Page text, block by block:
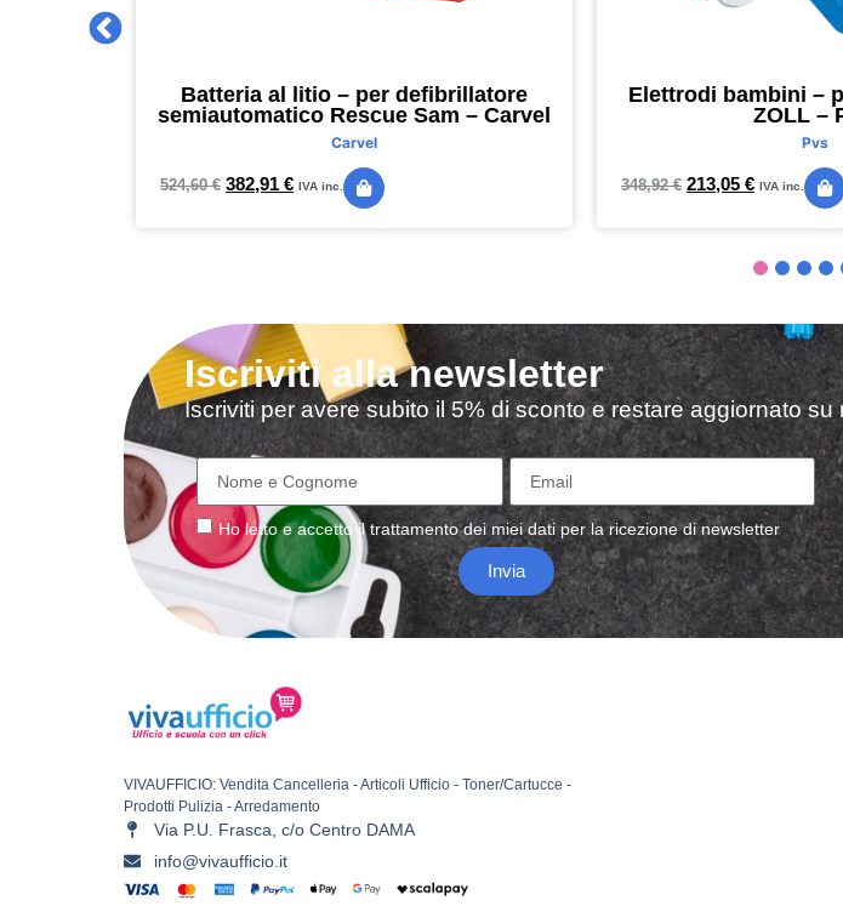
Batteria al litio – per defibrillatore
semiautomatico Rescue Sam – Carvel
Carvel
524,60€ 382,91 € IVA inc.
Elettrodi bambini –
ZOLL –
Pvs
348,92€ 213,05 € IVA inc.
Iscriviti alla newsletter
Iscriviti per avere subito il 5% di sconto e restare aggiornato su
Ho letto e accetto iltrattamentodei miei dati per la ricezione di newsletter
Invia
VIVAUFFICIO: Vendita Cancelleria - Articoli Ufficio - Toner/Cartucce -
Prodotti Pulizia - Arredamento
Via P.U. Frasca, c/o Centro DAMA
info@vivaufficio.it